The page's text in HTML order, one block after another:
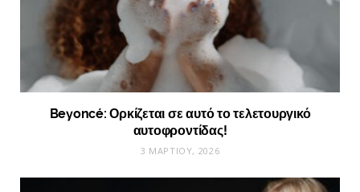
Beyoncé: Ορκίζεται σε αυτό το τελετουργικό
αυτοφροντίδας!
3 ΜΑΡΤΊΟΥ, 2026